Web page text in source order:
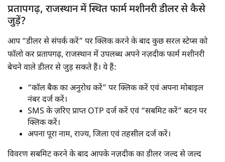
प्रतापगढ़, राजस्थान में स्थित फार्म मशीनरी डीलर से कैसे
जुड़ें?
आप “डीलर से संपर्क करें” पर क्लिक करने के बाद कुछ सरल स्टेप्स को
फॉलो कर प्रतापगढ़, राजस्थान में उपलब्ध अपने नज़दीक फार्म मशीनरी
बेचने वाले डीलर से जुड़ सकते हैं। ये हैं:
“कॉल बैक का अनुरोध करें” पर क्लिक करें एवं अपना मोबाइल
नंबर दर्ज करें।
SMS के ज़रिए प्राप्त OTP दर्ज करें एवं “सबमिट करें” बटन पर
क्लिक करें।
अपना पूरा नाम, राज्य, जिला एवं तहसील दर्ज करें।
विवरण सबमिट करने के बाद आपके नज़दीक का डीलर जल्द से जल्द